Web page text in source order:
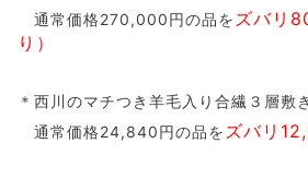
通常価格270,000円の品を ズバリ
り）
＊西川のマチつき羊毛入り合繊３層敷
通常価格24,840円の品を ズバリ